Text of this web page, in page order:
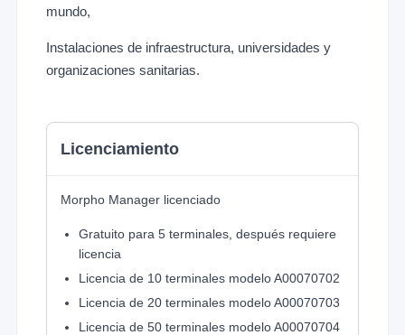
mundo,
Instalaciones de infraestructura, universidades y
organizaciones sanitarias.
Licenciamiento
Morpho Manager licenciado
Gratuito para 5 terminales, después requiere
licencia
Licencia de 10 terminales modelo A00070702
Licencia de 20 terminales modelo A00070703
Licencia de 50 terminales modelo A00070704